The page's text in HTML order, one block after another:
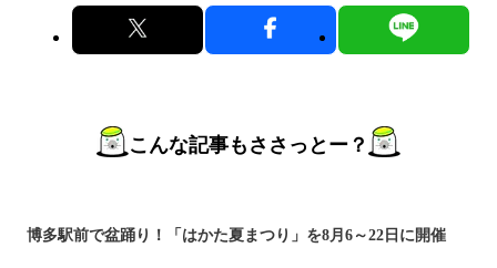
こんな記事もささっとー？
博多駅前で盆踊り！「はかた夏まつり」を8月6～22日に開催